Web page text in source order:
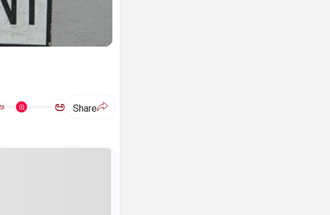
ಅ Share